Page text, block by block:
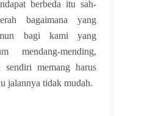
berbeda itu sah-
bagaimana yang
bagi kami yang
mendang-mending,
memang harus
jalannya tidak mudah.